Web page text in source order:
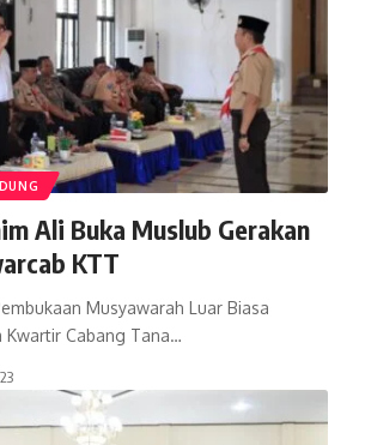
Ali Buka Muslub Gerakan
KTT
Musyawarah Luar Biasa
Kwartir Cabang Tana…